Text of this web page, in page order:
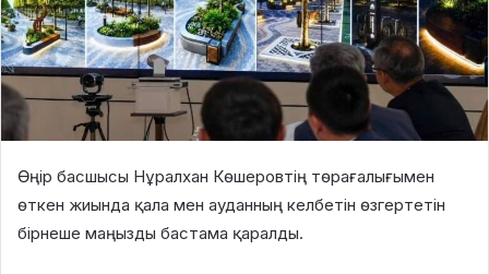
Өңір басшысы Нұралхан Көшеровтің төрағалығымен
өткен жиында қала мен ауданның келбетін өзгертетін
бірнеше маңызды бастама қаралды.